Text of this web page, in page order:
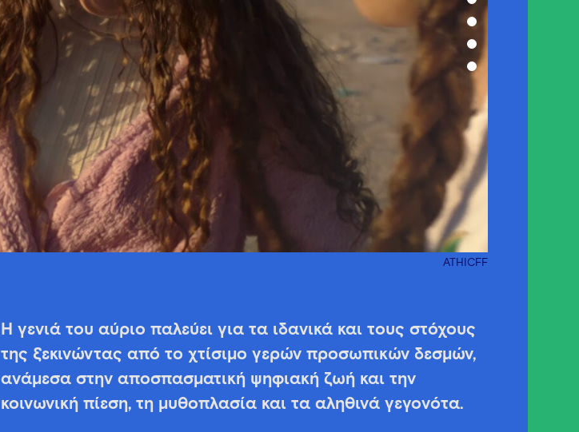
ATHICFF
Η γενιά του αύριο παλεύει για τα ιδανικά και τους στόχους
της ξεκινώντας από το χτίσιμο γερών προσωπικών δεσμών,
ανάμεσα στην αποσπασματική ψηφιακή ζωή και την
κοινωνική πίεση, τη μυθοπλασία και τα αληθινά γεγονότα.